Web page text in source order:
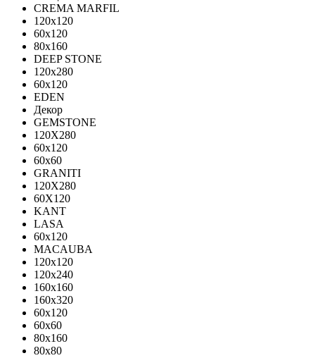
CREMA MARFIL
120x120
60x120
80x160
DEEP STONE
120х280
60х120
EDEN
Декор
GEMSTONE
120X280
60x120
60x60
GRANITI
120X280
60X120
KANT
LASA
60x120
MACAUBA
120x120
120x240
160x160
160x320
60x120
60x60
80x160
80x80